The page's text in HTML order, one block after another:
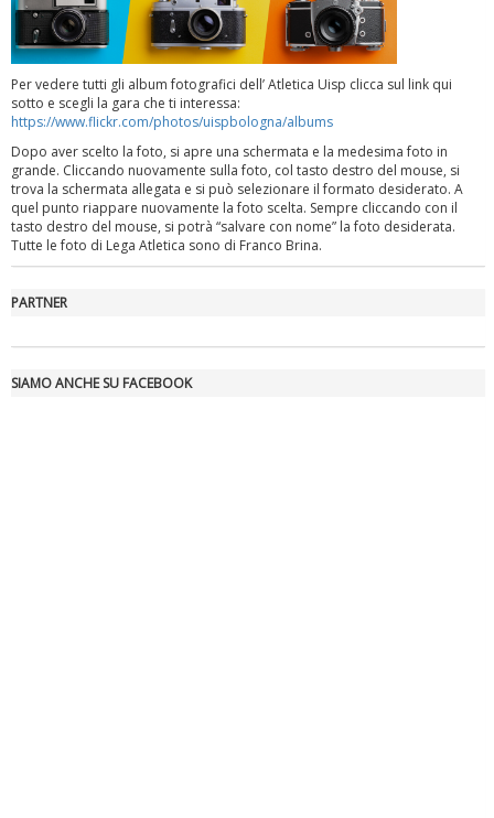
Tiziano Pesce a Radio InBlu2000 traccia il bilancio della stagione
Per vedere tutti gli album fotografici dell’ Atletica Uisp clicca sul link qui
sotto e scegli la gara che ti interessa:
https://www.flickr.com/photos/uispbologna/albums
Dopo aver scelto la foto, si apre una schermata e la medesima foto in
grande. Cliccando nuovamente sulla foto, col tasto destro del mouse, si
trova la schermata allegata e si può selezionare il formato desiderato. A
quel punto riappare nuovamente la foto scelta. Sempre cliccando con il
tasto destro del mouse, si potrà “salvare con nome” la foto desiderata.
Tutte le foto di Lega Atletica sono di Franco Brina.
PARTNER
SIAMO ANCHE SU FACEBOOK